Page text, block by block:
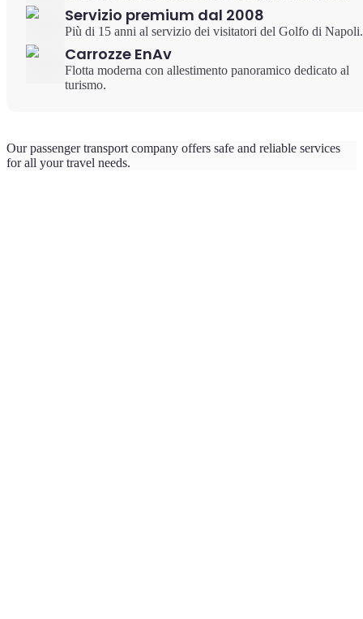
Servizio premium dal 2008
Più di 15 anni al servizio dei visitatori del Golfo di Napoli.
Carrozze EnAv
Flotta moderna con allestimento panoramico dedicato al
turismo.
Our passenger transport company offers safe and reliable services
for all your travel needs.